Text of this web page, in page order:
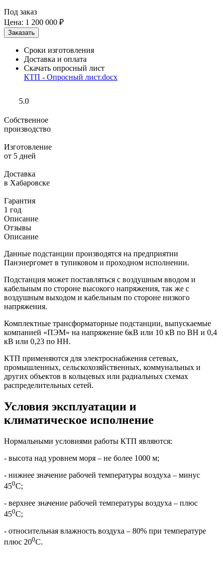
Под заказ
Цена: 1 200 000 ₽
Сроки изготовления
Доставка и оплата
Скачать опросный лист
КТП - Опросный лист.docx
5.0
Собственное
производство
Изготовление
от 5 дней
Доставка
в Хабаровске
Гарантия
1 год
Описание
Отзывы
Описание
Данные подстанции производятся на предприятии
Панэнергомет в тупиковом и проходном исполнении.
Подстанция может поставляться с воздушным вводом и
кабельным по стороне высокого напряжения, так же с
воздушным выходом и кабельным по стороне низкого
напряжения.
Комплектные трансформаторные подстанции, выпускаемые
компанией «ПЭМ» на напряжение 6кВ или 10 кВ по ВН и 0,4
кВ или 0,23 по НН.
КТП применяются для электроснабжения сетевых,
промышленных, сельскохозяйственных, коммунальных и
других объектов в кольцевых или радиальных схемах
распределительных сетей.
Условия эксплуатации и
климатическое исполнение
Нормальными условиями работы КТП являются:
- высота над уровнем моря – не более 1000 м;
- нижнее значение рабочей температуры воздуха – минус
450С;
- верхнее значение рабочей температуры воздуха – плюс
450С;
- относительная влажность воздуха – 80% при температуре
плюс 200С.